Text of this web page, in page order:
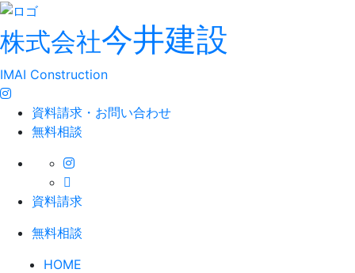
株式会社今井建設
IMAI Construction
資料請求・お問い合わせ
無料相談
資料請求
無料相談
HOME